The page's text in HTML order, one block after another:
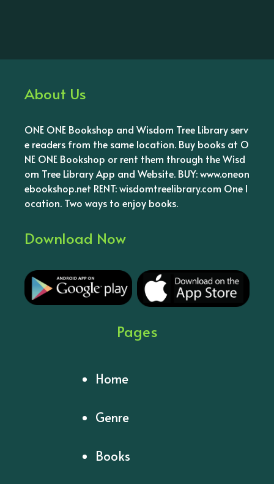
About Us
ONE ONE Bookshop and Wisdom Tree Library serv
e readers from the same location. Buy books at O
NE ONE Bookshop or rent them through the Wisd
om Tree Library App and Website. BUY: www.oneon
ebookshop.net RENT: wisdomtreelibrary.com One l
ocation. Two ways to enjoy books.
Download Now
Pages
Home
Genre
Books